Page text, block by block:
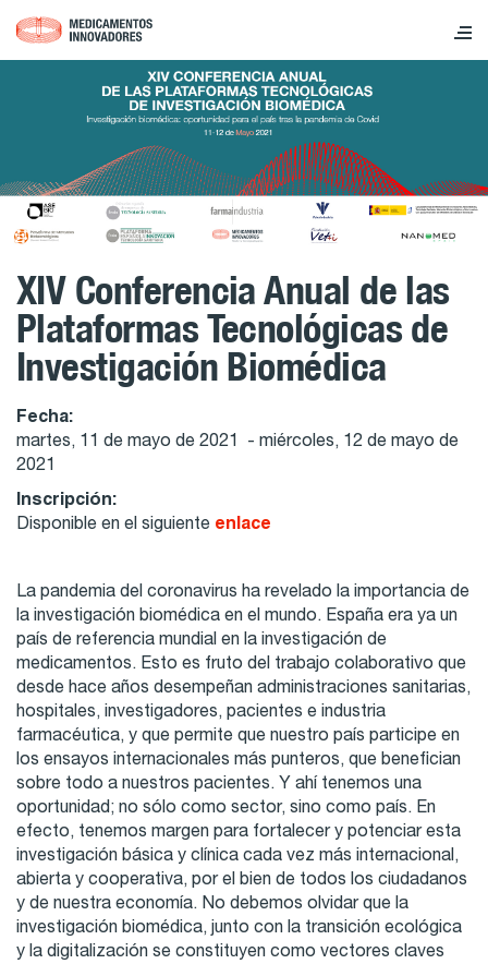
XIV Conferencia Anual de las
Plataformas Tecnológicas de
Investigación Biomédica
Fecha:
martes, 11 de mayo de 2021 - miércoles, 12 de mayo de
2021
Inscripción:
Disponible en el siguiente enlace
La pandemia del coronavirus ha revelado la importancia de
la investigación biomédica en el mundo. España era ya un
país de referencia mundial en la investigación de
medicamentos. Esto es fruto del trabajo colaborativo que
desde hace años desempeñan administraciones sanitarias,
hospitales, investigadores, pacientes e industria
farmacéutica, y que permite que nuestro país participe en
los ensayos internacionales más punteros, que benefician
sobre todo a nuestros pacientes. Y ahí tenemos una
oportunidad; no sólo como sector, sino como país. En
efecto, tenemos margen para fortalecer y potenciar esta
investigación básica y clínica cada vez más internacional,
abierta y cooperativa, por el bien de todos los ciudadanos
y de nuestra economía. No debemos olvidar que la
investigación biomédica, junto con la transición ecológica
y la digitalización se constituyen como vectores claves